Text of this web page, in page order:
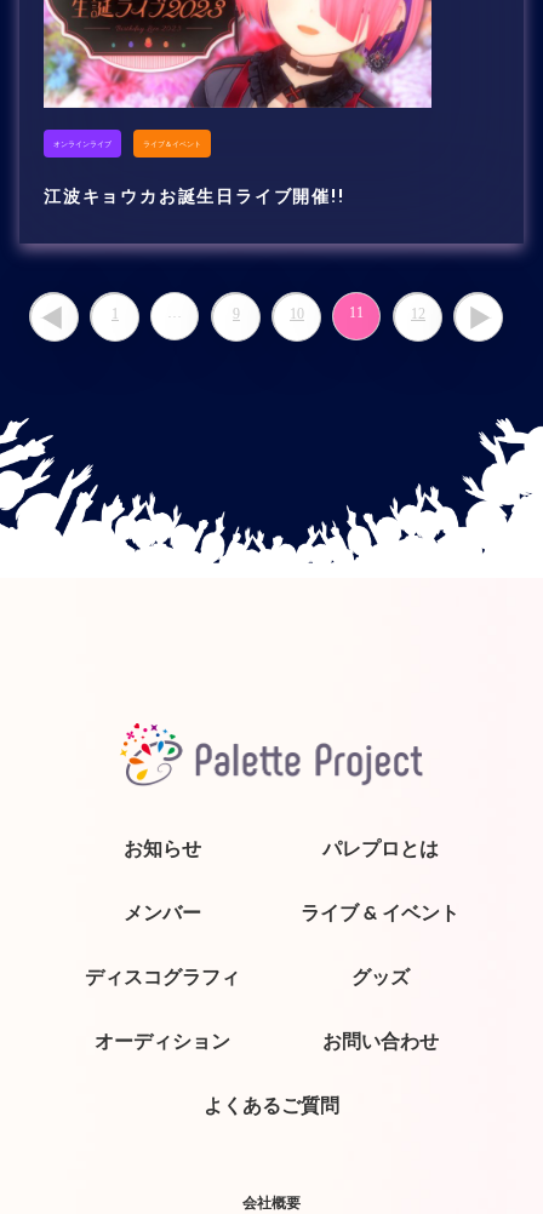
オンラインライブ ライブ＆イベント
江波キョウカお誕生日ライブ開催!!
1 … 9 10 11 12
お知らせ パレプロとは
メンバー ライブ & イベント
ディスコグラフィ グッズ
オーディション お問い合わせ
よくあるご質問
会社概要